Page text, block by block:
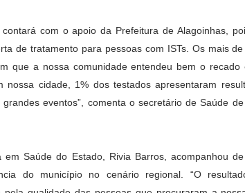
com o apoio da Prefeitura de Alagoinhas,
de tratamento para pessoas com ISTs. Os mais
que a nossa comunidade entendeu bem o recado
cidade, 1% dos testados apresentaram
eventos”, comenta o secretário de Saúde
em Saúde do Estado, Rivia Barros, acompanhou
do município no cenário regional. “O